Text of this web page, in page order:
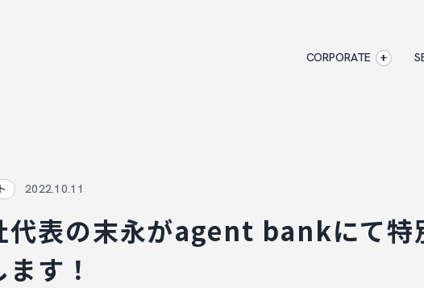
CORPORATE
SERVICE
2022.10.11
代表の末永がagent bankにて特
す！